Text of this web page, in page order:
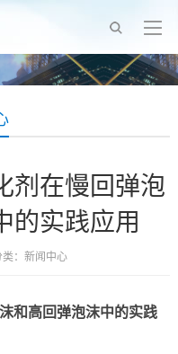
剂在慢回弹泡
的实践应用
： 新闻中心
和高回弹泡沫中的实践